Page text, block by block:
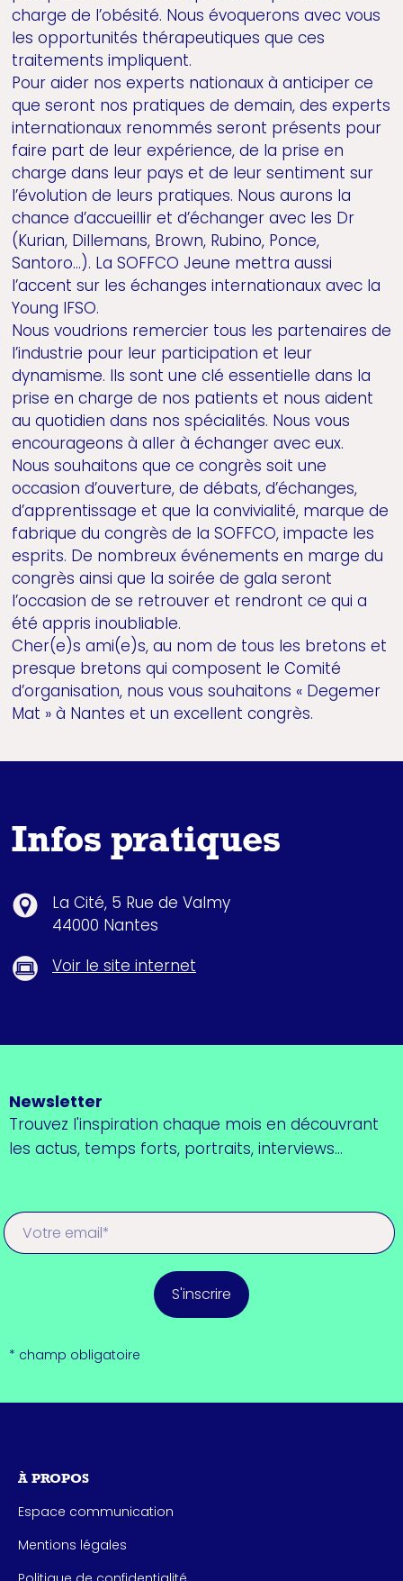
charge de l’obésité. Nous évoquerons avec vous
les opportunités thérapeutiques que ces
traitements impliquent.
Pour aider nos experts nationaux à anticiper ce
que seront nos pratiques de demain, des experts
internationaux renommés seront présents pour
faire part de leur expérience, de la prise en
charge dans leur pays et de leur sentiment sur
l’évolution de leurs pratiques. Nous aurons la
chance d’accueillir et d’échanger avec les Dr
(Kurian, Dillemans, Brown, Rubino, Ponce,
Santoro…). La SOFFCO Jeune mettra aussi
l’accent sur les échanges internationaux avec la
Young IFSO.
Nous voudrions remercier tous les partenaires de
l’industrie pour leur participation et leur
dynamisme. Ils sont une clé essentielle dans la
prise en charge de nos patients et nous aident
au quotidien dans nos spécialités. Nous vous
encourageons à aller à échanger avec eux.
Nous souhaitons que ce congrès soit une
occasion d’ouverture, de débats, d’échanges,
d’apprentissage et que la convivialité, marque de
fabrique du congrès de la SOFFCO, impacte les
esprits. De nombreux événements en marge du
congrès ainsi que la soirée de gala seront
l’occasion de se retrouver et rendront ce qui a
été appris inoubliable.
Cher(e)s ami(e)s, au nom de tous les bretons et
presque bretons qui composent le Comité
d’organisation, nous vous souhaitons « Degemer
Mat » à Nantes et un excellent congrès.
Infos pratiques
La Cité, 5 Rue de Valmy
44000 Nantes
Voir le site internet
Newsletter
Trouvez l'inspiration chaque mois en découvrant
les actus, temps forts, portraits, interviews...
S'inscrire
* champ obligatoire
À PROPOS
Espace communication
Mentions légales